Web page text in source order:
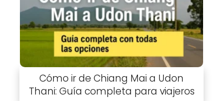
Cómo ir de Chiang Mai a Udon
Thani: Guía completa para viajeros